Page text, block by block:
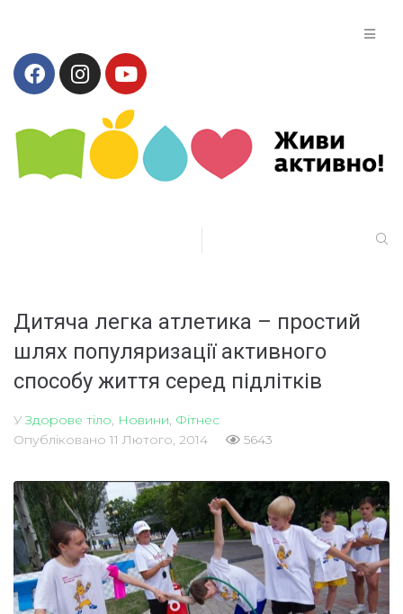
Дитяча легка атлетика – простий
шлях популяризації активного
способу життя серед підлітків
УЗдорове тіло Новини Фітнес
Опубліковано 11 Лютого, 2014 5643